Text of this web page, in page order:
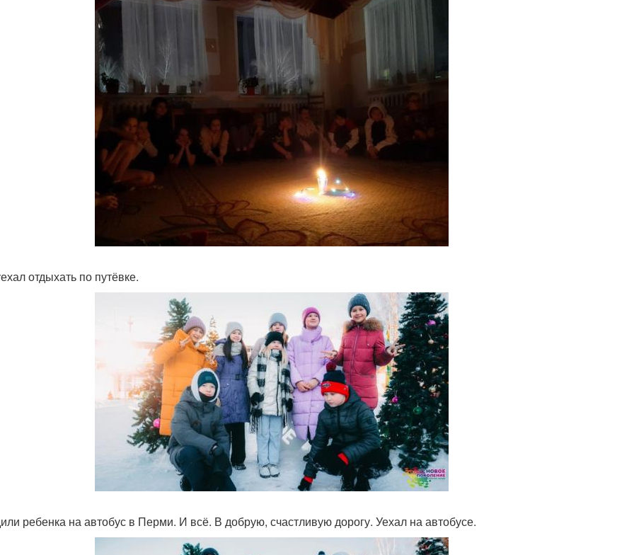
отдыхать по путёвке.
ребенка на автобус в Перми. И всё. В добрую, счастливую дорогу. Уехал на автобусе.